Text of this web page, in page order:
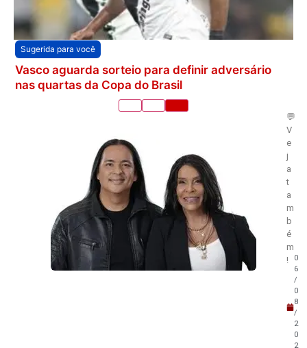
Sugerida para você
Vasco aguarda sorteio para definir adversário
nas quartas da Copa do Brasil
💬
V
e
j
a
t
a
m
b
é
m
!
0
6
/
0
8
/
2
0
2